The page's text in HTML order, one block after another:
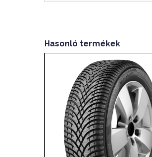
Hasonló termékek